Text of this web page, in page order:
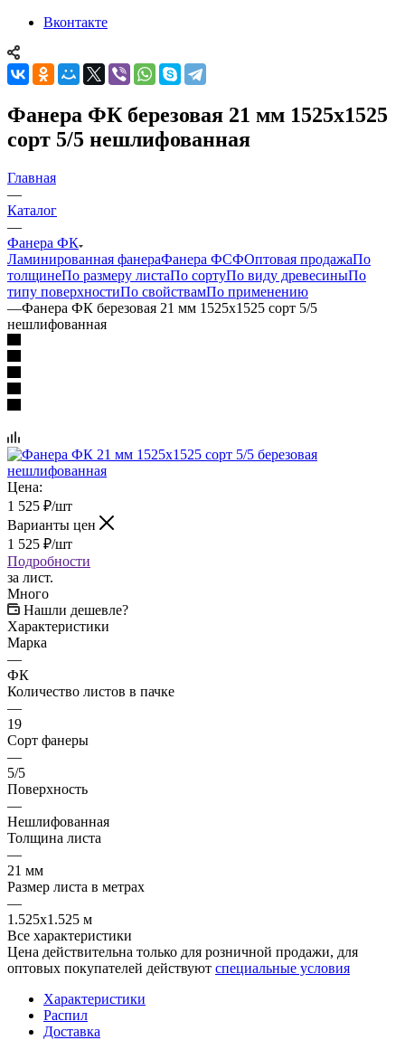
Вконтакте
Фанера ФК березовая 21 мм 1525х1525
сорт 5/5 нешлифованная
Главная
—
Каталог
—
Фанера ФК
Ламинированная фанераФанера ФСФОптовая продажаПо
толщинеПо размеру листаПо сортуПо виду древесиныПо
типу поверхностиПо свойствамПо применению
—Фанера ФК березовая 21 мм 1525х1525 сорт 5/5
нешлифованная
Цена:
1 525 ₽/шт
Варианты цен
1 525 ₽/шт
Подробности
за лист.
Много
Нашли дешевле?
Характеристики
Марка
—
ФК
Количество листов в пачке
—
19
Сорт фанеры
—
5/5
Поверхность
—
Нешлифованная
Толщина листа
—
21 мм
Размер листа в метрах
—
1.525x1.525 м
Все характеристики
Цена действительна только для розничной продажи, для
оптовых покупателей действуют специальные условия
Характеристики
Распил
Доставка